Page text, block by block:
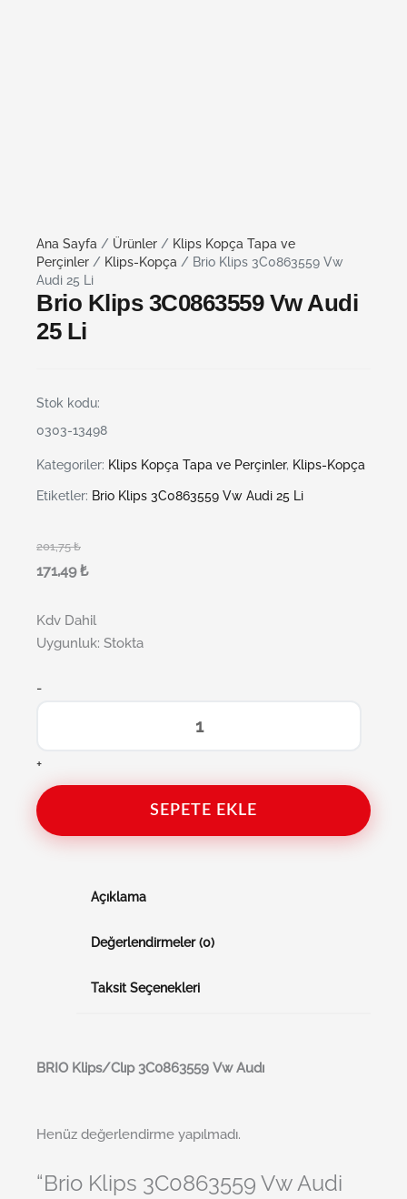
Ana Sayfa / Ürünler / Klips Kopça Tapa ve
Perçinler / Klips-Kopça / Brio Klips 3C0863559 Vw
Audi 25 Li
Brio Klips 3C0863559 Vw Audi
25 Li
Stok kodu:
0303-13498
Kategoriler: Klips Kopça Tapa ve Perçinler, Klips-Kopça
Etiketler: Brio Klips 3C0863559 Vw Audi 25 Li
201,75₺
171,49₺
Kdv Dahil
Uygunluk: Stokta
-
+
SEPETE EKLE
Açıklama
Değerlendirmeler (0)
Taksit Seçenekleri
BRIO Klips/Clıp 3C0863559 Vw Audı
Henüz değerlendirme yapılmadı.
“Brio Klips 3C0863559 Vw Audi